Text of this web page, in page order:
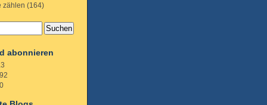
zählen (164)
abonnieren